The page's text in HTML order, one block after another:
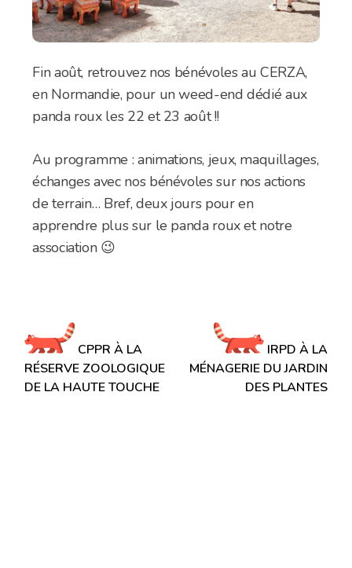
Fin août, retrouvez nos bénévoles au CERZA,
en Normandie, pour un weed-end dédié aux
panda roux les 22 et 23 août !!
Au programme : animations, jeux, maquillages,
échanges avec nos bénévoles sur nos actions
de terrain… Bref, deux jours pour en
apprendre plus sur le panda roux et notre
association 😉
Navigation
de
l’article
CPPR À LA
RÉSERVE ZOOLOGIQUE
DE LA HAUTE TOUCHE
IRPD À LA
MÉNAGERIE DU JARDIN
DES PLANTES